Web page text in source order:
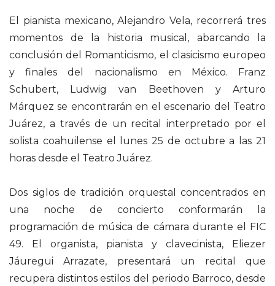
El pianista mexicano, Alejandro Vela, recorrerá tres
momentos de la historia musical, abarcando la
conclusión del Romanticismo, el clasicismo europeo
y finales del nacionalismo en México. Franz
Schubert, Ludwig van Beethoven y Arturo
Márquez se encontrarán en el escenario del Teatro
Juárez, a través de un recital interpretado por el
solista coahuilense el lunes 25 de octubre a las 21
horas desde el Teatro Juárez.
Dos siglos de tradición orquestal concentrados en
una noche de concierto conformarán la
programación de música de cámara durante el FIC
49. El organista, pianista y clavecinista, Eliezer
Jáuregui Arrazate, presentará un recital que
recupera distintos estilos del periodo Barroco, desde